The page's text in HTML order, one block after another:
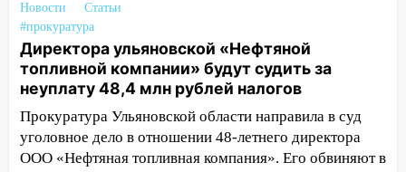
12:01
Пьяная женщина сбила
шестилетнего ребёнка на улице
Федерации: возбуждено уголовное дело
11:16 В Ульяновске ищут 37-летнего
мужчину, пропавшего ещё 19 июля
10:30 От мотофристайла до прогулки с
хаски: куда сходить в Ульяновской
Новости
Статьи
#прокуратура
Директора ульяновской «Нефтяной
топливной компании» будут судить за
неуплату 48,4 млн рублей налогов
Прокуратура Ульяновской области направила в суд
уголовное дело в отношении 48-летнего директора
ООО «Нефтяная топливная компания». Его обвиняют в